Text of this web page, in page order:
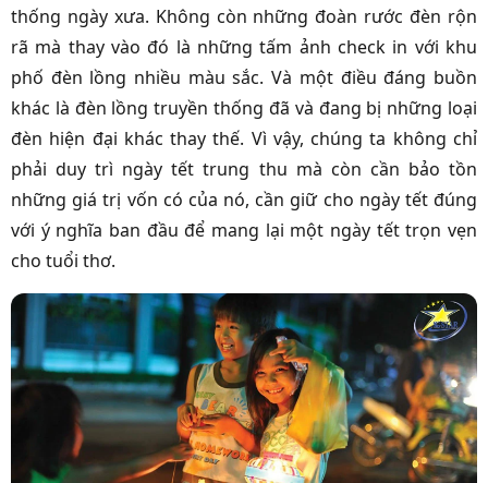
thống ngày xưa. Không còn những đoàn rước đèn rộn
rã mà thay vào đó là những tấm ảnh check in với khu
phố đèn lồng nhiều màu sắc. Và một điều đáng buồn
khác là đèn lồng truyền thống đã và đang bị những loại
đèn hiện đại khác thay thế. Vì vậy, chúng ta không chỉ
phải duy trì ngày tết trung thu mà còn cần bảo tồn
những giá trị vốn có của nó, cần giữ cho ngày tết đúng
với ý nghĩa ban đầu để mang lại một ngày tết trọn vẹn
cho tuổi thơ.